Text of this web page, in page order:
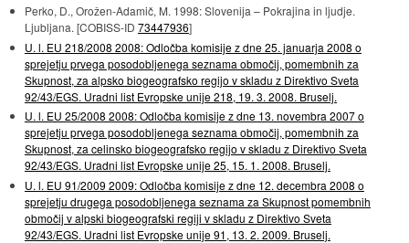
Perko, D., Orožen-Adamič, M. 1998: Slovenija – Pokrajina in ljudje.
Ljubljana. [COBISS-ID 73447936]
U. l. EU 218/2008 2008: Odločba komisije z dne 25. januarja 2008 o
sprejetju prvega posodobljenega seznama območij, pomembnih za
Skupnost, za alpsko biogeografsko regijo v skladu z Direktivo Sveta
92/43/EGS. Uradni list Evropske unije 218, 19. 3. 2008. Bruselj.
U. l. EU 25/2008 2008: Odločba komisije z dne 13. novembra 2007 o
sprejetju prvega posodobljenega seznama območij, pomembnih za
Skupnost, za celinsko biogeografsko regijo v skladu z Direktivo Sveta
92/43/EGS. Uradni list Evropske unije 25, 15. 1. 2008. Bruselj.
U. l. EU 91/2009 2009: Odločba komisije z dne 12. decembra 2008 o
sprejetju drugega posodobljenega seznama za Skupnost pomembnih
območij v alpski biogeografski regiji v skladu z Direktivo Sveta
92/43/EGS. Uradni list Evropske unije 91, 13. 2. 2009. Bruselj.